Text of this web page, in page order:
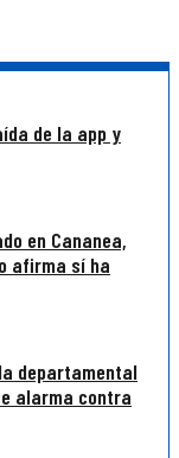
de la app y
en Cananea,
afirma sí ha
departamental
alarma contra